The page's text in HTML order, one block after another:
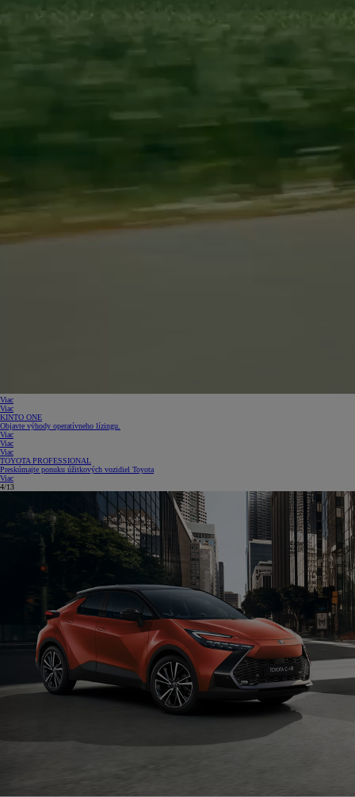
Viac
Viac
KINTO ONE
Objavte výhody operatívneho lízingu.
Viac
Viac
Viac
TOYOTA PROFESSIONAL
Preskúmajte ponuku úžitkových vozidiel Toyota
Viac
5/13